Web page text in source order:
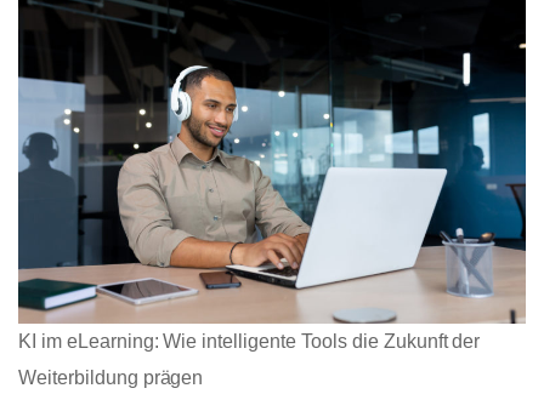
KI im eLearning: Wie intelligente Tools die Zukunft der
Weiterbildung prägen